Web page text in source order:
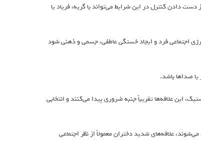
دادن کنترل در این شرایط می‌تواند با گریه، فریاد یا
اجتماعی فرد و ایجاد خستگی عاطفی، جسمی و ذهنی شود
صداها باشد.
این علاقه‌ها تقریباً جنبه ضروری پیدا می‌کنند و انتخابی
علاقه‌های شدید دختران معمولاً از نظر اجتماعی